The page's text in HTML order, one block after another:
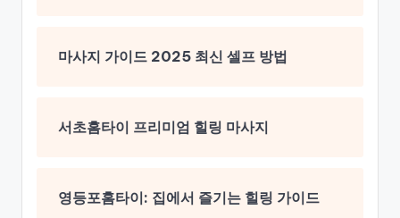
마사지 가이드 2025 최신 셀프 방법
서초홈타이 프리미엄 힐링 마사지
영등포홈타이: 집에서 즐기는 힐링 가이드